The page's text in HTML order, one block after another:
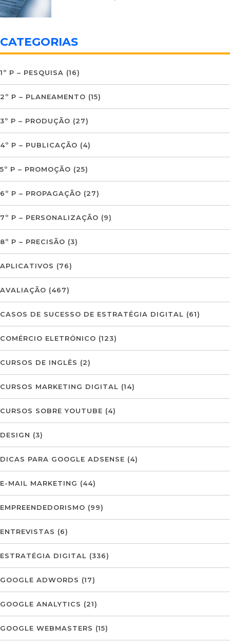
CATEGORIAS
1º P – PESQUISA (16)
2º P – PLANEAMENTO (15)
3º P – PRODUÇÃO (27)
4º P – PUBLICAÇÃO (4)
5º P – PROMOÇÃO (25)
6º P – PROPAGAÇÃO (27)
7º P – PERSONALIZAÇÃO (9)
8º P – PRECISÃO (3)
APLICATIVOS (76)
AVALIAÇÃO (467)
CASOS DE SUCESSO DE ESTRATÉGIA DIGITAL (61)
COMÉRCIO ELETRÓNICO (123)
CURSOS DE INGLÊS (2)
CURSOS MARKETING DIGITAL (14)
CURSOS SOBRE YOUTUBE (4)
DESIGN (3)
DICAS PARA GOOGLE ADSENSE (4)
E-MAIL MARKETING (44)
EMPREENDEDORISMO (99)
ENTREVISTAS (6)
ESTRATÉGIA DIGITAL (336)
GOOGLE ADWORDS (17)
GOOGLE ANALYTICS (21)
GOOGLE WEBMASTERS (15)